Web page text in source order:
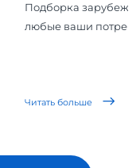
Подборка
любые ваши
Читать больше